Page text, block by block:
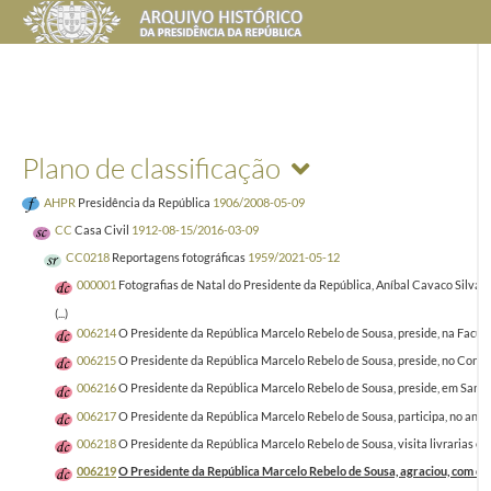
Plano de classificação
AHPR Presidência da República 1906/2008-05-09
CC Casa Civil 1912-08-15/2016-03-09
CC0218 Reportagens fotográficas 1959/2021-05-12
000001 Fotografias de Natal do Presidente da República, Aníbal Cavaco Silva
(...)
006214O Presidente da República Marcelo Rebelo de Sousa, preside, na
006215O Presidente da República Marcelo Rebelo de Sousa, preside, no
006216O Presidente da República Marcelo Rebelo de Sousa, preside, em
006217O Presidente da República Marcelo Rebelo de Sousa, participa, no
006218O Presidente da República Marcelo Rebelo de Sousa, visita livrarias e
006219O Presidente da República Marcelo Rebelo de Sousa, agraciou, com